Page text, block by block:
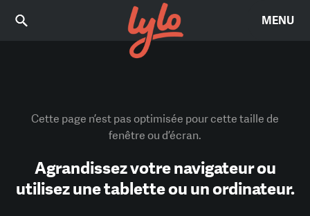
MENU
Cette page n’est pas optimisée pour cette taille de
fenêtre ou d’écran.
Agrandissez votre navigateur ou
utilisez une tablette ou un ordinateur.